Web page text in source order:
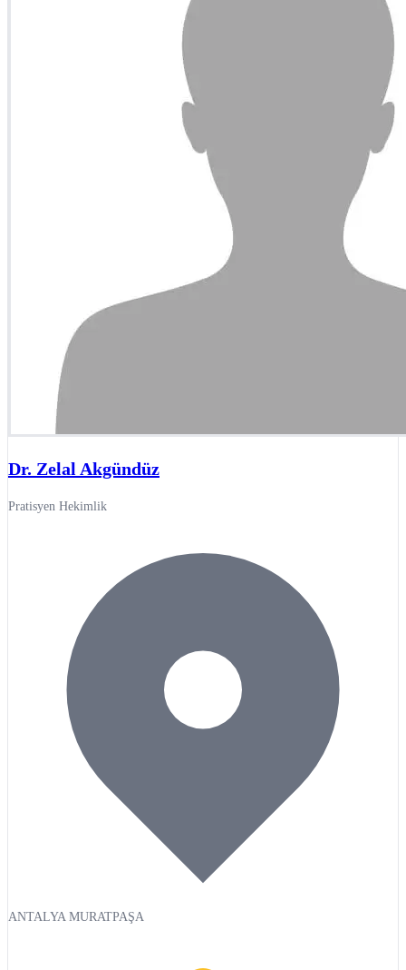
Dr. Zelal Akgündüz
Pratisyen Hekimlik
ANTALYA MURATPAŞA